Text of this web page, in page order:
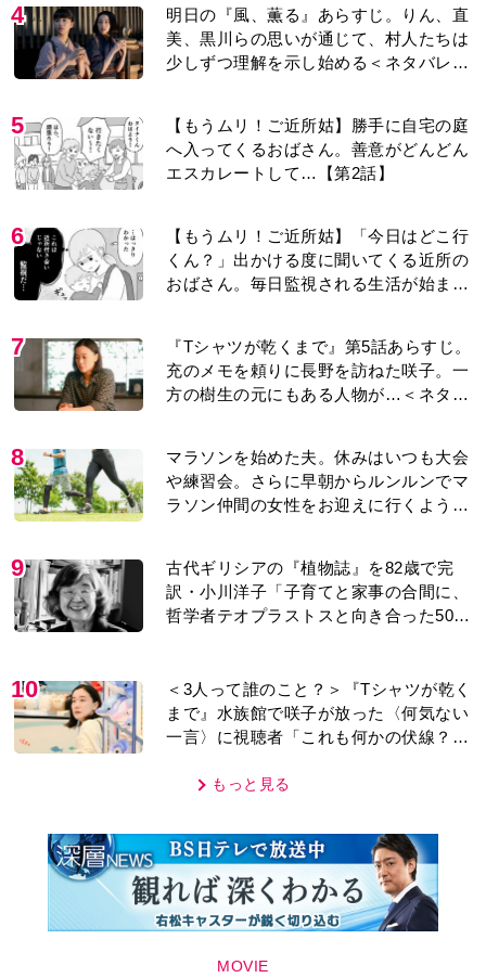
4
明日の『風、薫る』あらすじ。りん、直
美、黒川らの思いが通じて、村人たちは
少しずつ理解を示し始める＜ネタバレあ
5
【もうムリ！ご近所姑】勝手に自宅の庭
へ入ってくるおばさん。善意がどんどん
エスカレートして…【第2話】
6
【もうムリ！ご近所姑】「今日はどこ行
くん？」出かける度に聞いてくる近所の
おばさん。毎日監視される生活が始ま
7
『Tシャツが乾くまで』第5話あらすじ。
充のメモを頼りに長野を訪ねた咲子。一
方の樹生の元にもある人物が…＜ネタバ
8
マラソンを始めた夫。休みはいつも大会
や練習会。さらに早朝からルンルンでマ
ラソン仲間の女性をお迎えに行くように
9
古代ギリシアの『植物誌』を82歳で完
訳・小川洋子「子育てと家事の合間に、
哲学者テオプラストスと向き合った50
10
＜3人って誰のこと？＞『Tシャツが乾く
まで』水族館で咲子が放った〈何気ない
一言〉に視聴者「これも何かの伏線？」
もっと見る
MOVIE